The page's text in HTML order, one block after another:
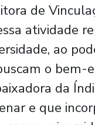
de
atividade
ao
o bem-
da
e que